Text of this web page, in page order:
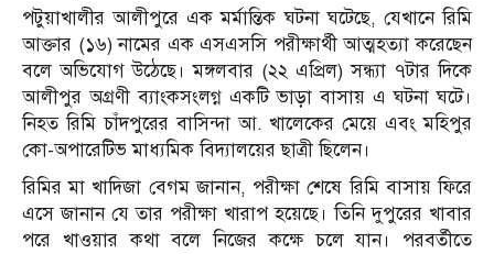
পটুয়াখালীর আলীপুরে এক মর্মান্তিক ঘটনা ঘটেছে, যেখানে রিমি
আক্তার (১৬) নামের এক এসএসসি পরীক্ষার্থী আত্মহত্যা করেছেন
বলে অভিযোগ উঠেছে। মঙ্গলবার (২২ এপ্রিল) সন্ধ্যা ৭টার দিকে
আলীপুর অগ্রণী ব্যাংকসংলগ্ন একটি ভাড়া বাসায় এ ঘটনা ঘটে।
নিহত রিমি চাঁদপুরের বাসিন্দা আ. খালেকের মেয়ে এবং মহিপুর
কো-অপারেটিভ মাধ্যমিক বিদ্যালয়ের ছাত্রী ছিলেন।
রিমির মা খাদিজা বেগম জানান, পরীক্ষা শেষে রিমি বাসায় ফিরে
এসে জানান যে তার পরীক্ষা খারাপ হয়েছে। তিনি দুপুরের খাবার
পরে খাওয়ার কথা বলে নিজের কক্ষে চলে যান। পরবর্তীতে